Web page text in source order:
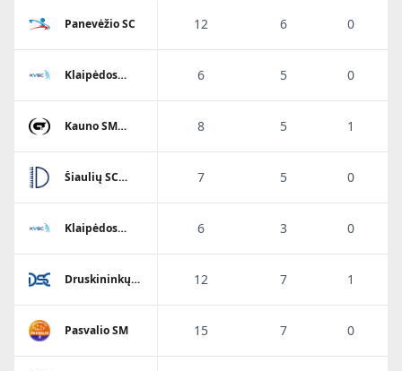
Panevėžio SC 12 6 0
Klaipėdos
6 5 0
Kauno SM
8 5 1
Šiaulių SC
7 5 0
Klaipėdos
6 3 0
Druskininkų
12 7 1
Pasvalio SM 15 7 0